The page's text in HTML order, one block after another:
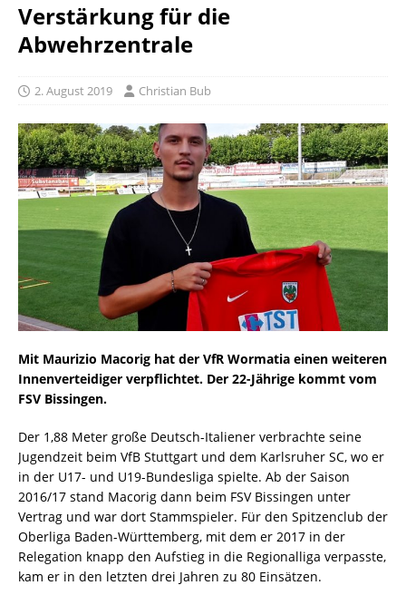
Verstärkung für die
Abwehrzentrale
2. August 2019 Christian Bub
Mit Maurizio Macorig hat der VfR Wormatia einen weiteren
Innenverteidiger verpflichtet. Der 22-Jährige kommt vom
FSV Bissingen.
Der 1,88 Meter große Deutsch-Italiener verbrachte seine
Jugendzeit beim VfB Stuttgart und dem Karlsruher SC, wo er
in der U17- und U19-Bundesliga spielte. Ab der Saison
2016/17 stand Macorig dann beim FSV Bissingen unter
Vertrag und war dort Stammspieler. Für den Spitzenclub der
Oberliga Baden-Württemberg, mit dem er 2017 in der
Relegation knapp den Aufstieg in die Regionalliga verpasste,
kam er in den letzten drei Jahren zu 80 Einsätzen.